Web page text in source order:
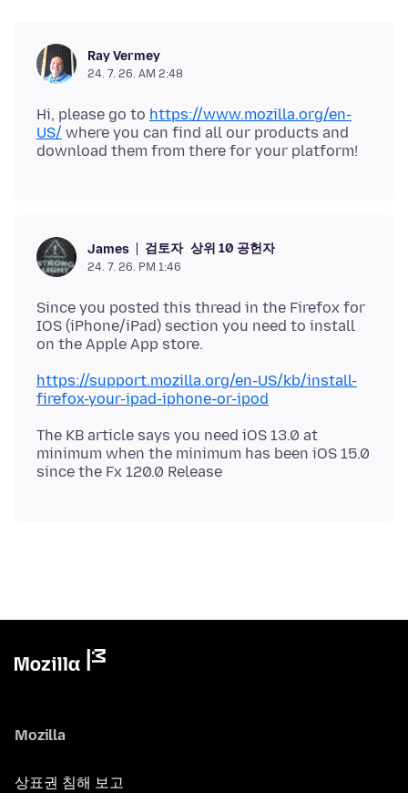
Ray Vermey
24. 7. 26. AM 2:48
Hi, please go to https://www.mozilla.org/en-
US/ where you can find all our products and
James 검토자 상위 10 공헌자
24. 7. 26. PM 1:46
Since you posted this thread in the Firefox for
IOS (iPhone/iPad) section you need to install
https://support.mozilla.org/en-US/kb/install-
firefox-your-ipad-iphone-or-ipod
The KB article says you need iOS 13.0 at
minimum when the minimum has been iOS 15.0
Mozilla
상표권 침해 보고